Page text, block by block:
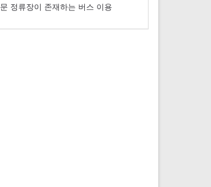
문 정류장이 존재하는 버스 이용